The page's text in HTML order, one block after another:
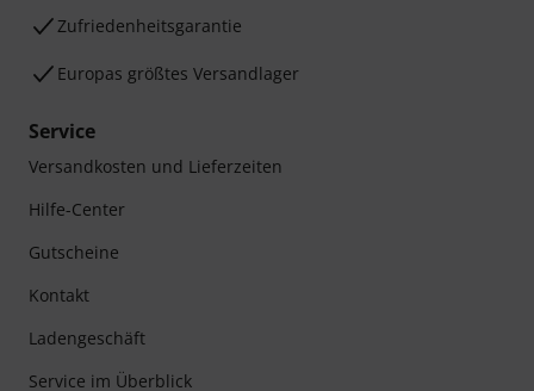
Zufriedenheitsgarantie
Europas größtes Versandlager
Service
Versandkosten und Lieferzeiten
Hilfe-Center
Gutscheine
Kontakt
Ladengeschäft
Service im Überblick